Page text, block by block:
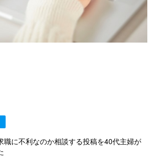
職に不利なのか相談する投稿を40代主婦が